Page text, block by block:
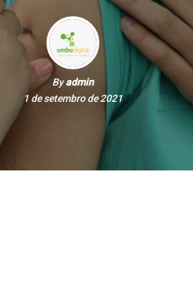
Byadmin
1 de setembro de 2021